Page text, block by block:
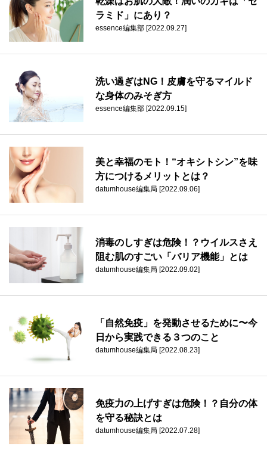
ラミド」にあり？
essence編集部 [2022.09.27]
洗い過ぎはNG！皮膚を守るマイルド
な身体のみそぎ方
essence編集部 [2022.09.15]
美と幸福のモト！“オキシトシン”を味
方につけるメリットとは？
datumhouse編集局 [2022.09.06]
消毒のしすぎは危険！？ウイルスさえ
阻む肌のすごい「バリア機能」とは
datumhouse編集局 [2022.09.02]
「自然免疫」を発動させるために〜今
日から実践できる３つのこと
datumhouse編集局 [2022.08.23]
免疫力の上げすぎは危険！？自分の体
を守る秘訣とは
datumhouse編集局 [2022.07.28]